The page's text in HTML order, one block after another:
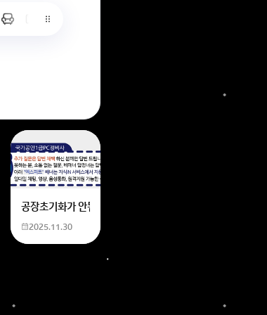
있는 일본 만화 제목을 찾습니다. 만화의 내용은
인지 알려주세요
공장초기화가 안됩니다 제가 볼륨 아래버튼이랑 전원버튼
2025.11.30